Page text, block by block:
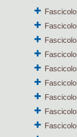
Fascicolo
Fascicolo
Fascicolo
Fascicolo
Fascicolo
Fascicolo
Fascicolo
Fascicolo
Fascicolo